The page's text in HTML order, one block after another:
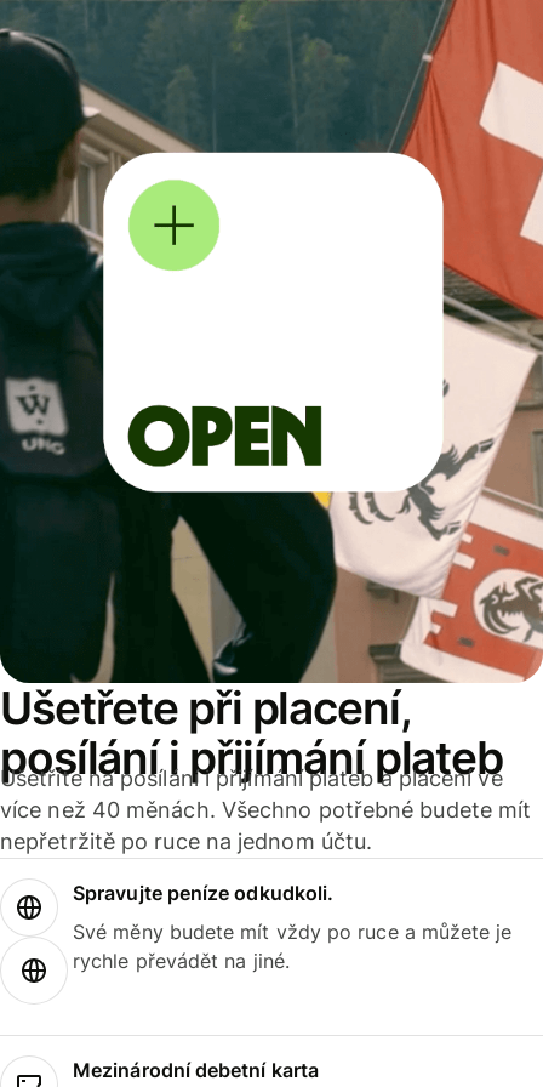
Ušetřete při placení,
posílání i přijímání plateb
Ušetříte na posílání i přijímání plateb a placení ve
více než 40 měnách. Všechno potřebné budete mít
nepřetržitě po ruce na jednom účtu.
Spravujte peníze odkudkoli.
Své měny budete mít vždy po ruce a můžete je
rychle převádět na jiné.
Mezinárodní debetní karta